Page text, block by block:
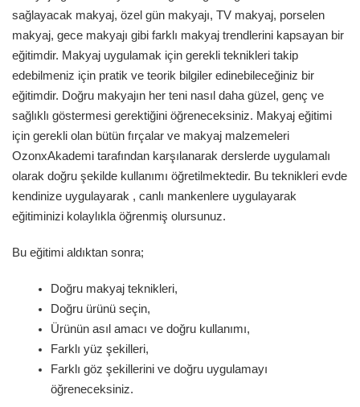
sağlayacak makyaj, özel gün makyajı, TV makyaj, porselen
makyaj, gece makyajı gibi farklı makyaj trendlerini kapsayan bir
eğitimdir. Makyaj uygulamak için gerekli teknikleri takip
edebilmeniz için pratik ve teorik bilgiler edinebileceğiniz bir
eğitimdir. Doğru makyajın her teni nasıl daha güzel, genç ve
sağlıklı göstermesi gerektiğini öğreneceksiniz. Makyaj eğitimi
için gerekli olan bütün fırçalar ve makyaj malzemeleri
OzonxAkademi tarafından karşılanarak derslerde uygulamalı
olarak doğru şekilde kullanımı öğretilmektedir. Bu teknikleri evde
kendinize uygulayarak , canlı mankenlere uygulayarak
eğitiminizi kolaylıkla öğrenmiş olursunuz.
Bu eğitimi aldıktan sonra;
Doğru makyaj teknikleri,
Doğru ürünü seçin,
Ürünün asıl amacı ve doğru kullanımı,
Farklı yüz şekilleri,
Farklı göz şekillerini ve doğru uygulamayı
öğreneceksiniz.